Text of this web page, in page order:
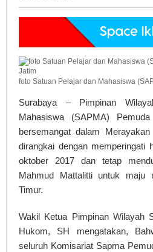
Nyalla
Di
Pilgub
Jatim
foto Satuan Pelajar dan Mahasiswa
Surabaya – Pimpinan
Mahasiswa (SAPMA)
bersemangat dalam
dirangkai dengan memperingati
oktober 2017 dan tetap
Mahmud Mattalitti untuk maju
Timur.
Wakil Ketua Pimpinan Wilayah
Hukom, SH mengatakan,
seluruh Komisariat Sapma